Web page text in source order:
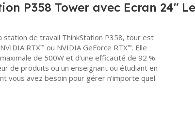
P358 Tower avec Ecran 24″
station de travail ThinkStation P358, tour est
RTX™ ou NVIDIA GeForce RTX™. Elle
de 500W et d’une efficacité de 92 %.
de produits ou un enseignant ou étudiant en
vous avez besoin pour gérer n’importe quel